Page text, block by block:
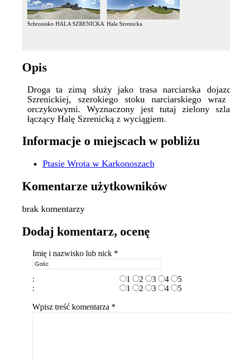
Schronisko HALA SZRENICKA Hala Szrenicka
Opis
Droga ta zimą służy jako trasa narciarska
Szrenickiej, szerokiego stoku narciarskiego
orczykowymi. Wyznaczony jest tutaj zielony
łączący Halę Szrenicką z wyciągiem.
Informacje o miejscach w pobliżu
Ptasie Wrota w Karkonoszach
Komentarze użytkowników
brak komentarzy
Dodaj komentarz, ocenę
Imię i nazwisko lub nick *
: 1 2 3 4
5
:
1 2 3 4 5
Wpisz treść komentarza *